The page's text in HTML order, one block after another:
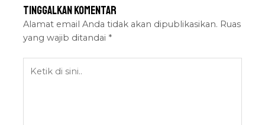
Tinggalkan Komentar
Alamat email Anda tidak akan dipublikasikan. Ruas
yang wajib ditandai *